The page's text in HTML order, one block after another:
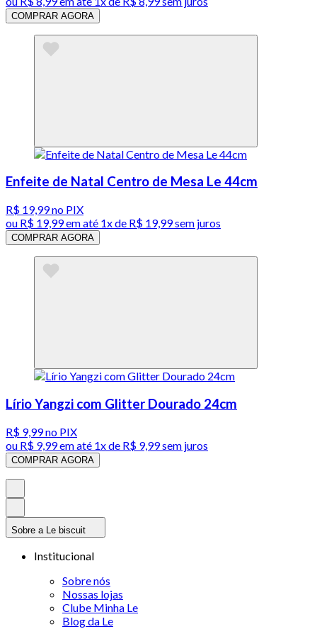
COMPRAR AGORA
Enfeite de Natal Centro de Mesa Le 44cm
R$ 19,99no PIX
ou R$ 19,99em até 1x de R$ 19,99sem juros
COMPRAR AGORA
Lírio Yangzi com Glitter Dourado 24cm
R$ 9,99no PIX
ou R$ 9,99em até 1x de R$ 9,99sem juros
COMPRAR AGORA
Sobre a Le biscuit
Institucional
Sobre nós
Nossas lojas
Clube Minha Le
Blog da Le